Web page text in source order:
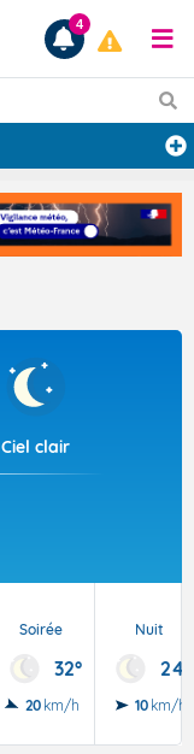
4
Ciel clair
Soirée
32°
20 km/h
Nuit
24°
10 km/h